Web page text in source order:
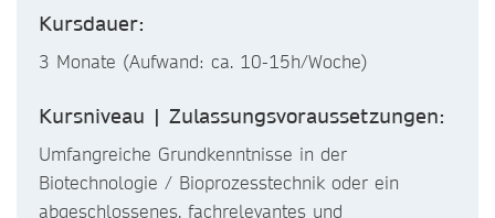
Kursdauer:
3 Monate (Aufwand: ca. 10-15h/Woche)
Kursniveau | Zulassungsvoraussetzungen:
Umfangreiche Grundkenntnisse in der
Biotechnologie / Bioprozesstechnik oder ein
abgeschlossenes, fachrelevantes und